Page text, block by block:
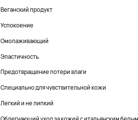
Веганский продукт
Успокоение
Омолаживающий
Эластичность
Предотвращение потери влаги
Специально для чувствительной кожи
Легкий и не липкий